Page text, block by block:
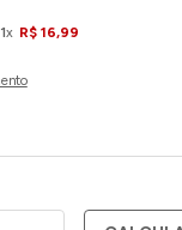
1x R$ 16,99